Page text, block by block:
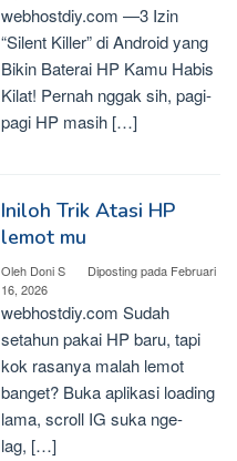
webhostdiy.com —3 Izin
“Silent Killer” di Android yang
Bikin Baterai HP Kamu Habis
Kilat! Pernah nggak sih, pagi-
pagi HP masih […]
Iniloh Trik Atasi HP
lemot mu
Oleh Doni S Diposting pada Februari
16, 2026
webhostdiy.com Sudah
setahun pakai HP baru, tapi
kok rasanya malah lemot
banget? Buka aplikasi loading
lama, scroll IG suka nge-
lag, […]